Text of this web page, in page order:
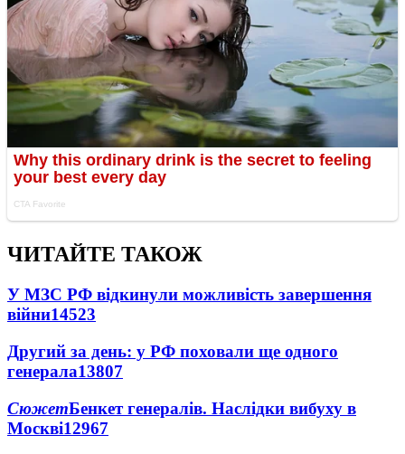
ЧИТАЙТЕ ТАКОЖ
У МЗС РФ відкинули можливість завершення
війни14523
Другий за день: у РФ поховали ще одного
генерала13807
СюжетБенкет генералів. Наслідки вибуху в
Москві12967